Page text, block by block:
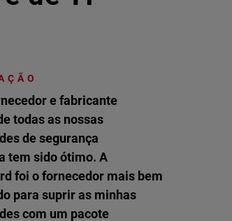
e fabricante
todas as nossas
de segurança
tem sido ótimo. A
foi o fornecedor mais bem
para suprir as minhas
com um pacote